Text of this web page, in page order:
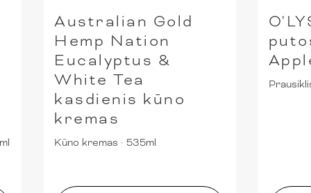
Australian Gold
Hemp Nation
Eucalyptus &
White Tea
kasdienis kūno
kremas
Kūno kremas · 535ml